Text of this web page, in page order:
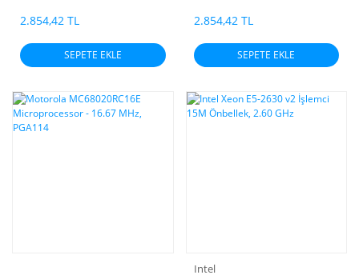
2.854,42 TL
SEPETE EKLE
2.854,42 TL
SEPETE EKLE
Intel